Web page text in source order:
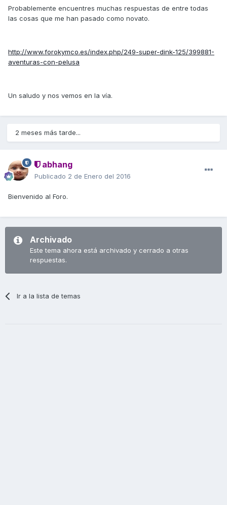
Probablemente encuentres muchas respuestas de entre todas
las cosas que me han pasado como novato.
http://www.forokymco.es/index.php/249-super-dink-125/399881-
aventuras-con-pelusa
Un saludo y nos vemos en la vía.
2 meses más tarde...
abhang
Publicado 2 de Enero del 2016
Bienvenido al Foro.
Archivado
Este tema ahora está archivado y cerrado a otras
respuestas.
Ir a la lista de temas